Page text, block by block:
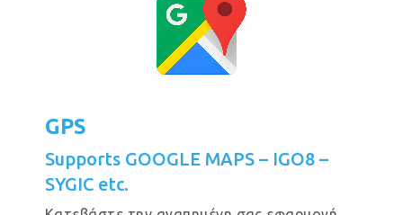
GPS
Supports GOOGLE MAPS – IGO8 –
SYGIC etc.